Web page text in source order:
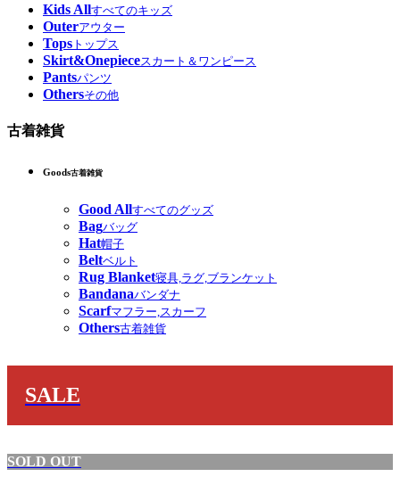
Kids Allすべてのキッズ
Outerアウター
Tops トップス
Skirt&Onepieceスカート＆ワンピース
Pantsパンツ
Othersその他
古着雑貨
Goods古着雑貨
Good Allすべてのグッズ
Bagバッグ
Hat帽子
Beltベルト
Rug Blanket寝具,ラグ,ブランケット
Bandanaバンダナ
Scarfマフラー,スカーフ
Others古着雑貨
SALE
SOLD OUT